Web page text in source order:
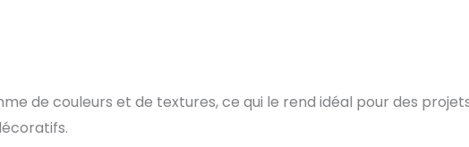
de couleurs et de textures, ce qui le rend idéal pour des